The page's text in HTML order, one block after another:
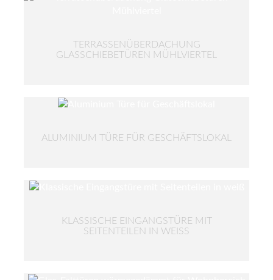
TERRASSENÜBERDACHUNG
GLASSCHIEBETÜREN MÜHLVIERTEL
ALUMINIUM TÜRE FÜR GESCHÄFTSLOKAL
KLASSISCHE EINGANGSTÜRE MIT
SEITENTEILEN IN WEISS